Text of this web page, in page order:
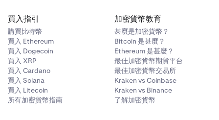
買入指引
購買比特幣
買入 Ethereum
買入 Dogecoin
買入 XRP
買入 Cardano
買入 Solana
買入 Litecoin
所有加密貨幣指南
加密貨幣教育
甚麼是加密貨幣？
Bitcoin 是甚麼？
Ethereum 是甚麼？
最佳加密貨幣期貨平台
最佳加密貨幣交易所
Kraken vs Coinbase
Kraken vs Binance
了解加密貨幣